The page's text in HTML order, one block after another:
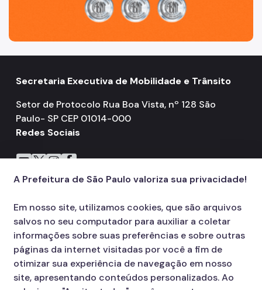
Secretaria Executiva de Mobilidade e Trânsito
Setor de Protocolo Rua Boa Vista, nº 128 São
Paulo- SP CEP 01014-000
Redes Sociais
Icone do YouTube
Icone do X
Icone do Instagram
Icone do Facebook
A Prefeitura de São Paulo valoriza sua privacidade!
Em nosso site, utilizamos cookies, que são arquivos
salvos no seu computador para auxiliar a coletar
informações sobre suas preferências e sobre outras
páginas da internet visitadas por você a fim de
otimizar sua experiência de navegação em nosso
site, apresentando conteúdos personalizados. Ao